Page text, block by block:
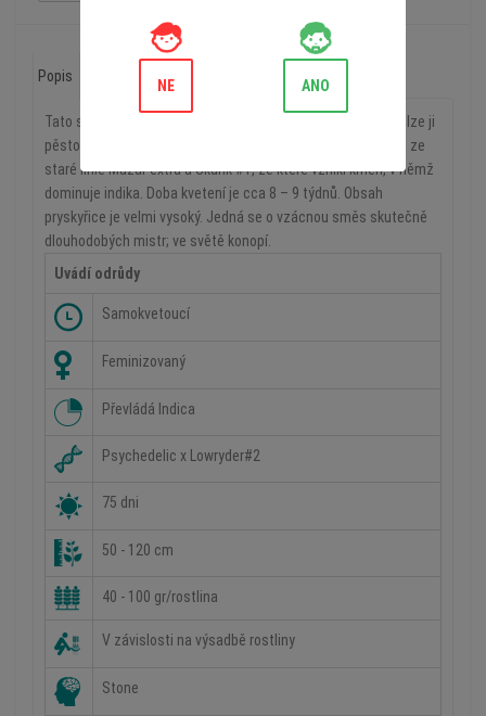
Popis Recenze (0)
Tato stará odrůda Skunku je velmi odolná proti nemocem a lze ji
pěstovat ve většině pěstebních prostředí. Byla vyšlechtěna ze
staré linie Mazar extra a Skunk #1, ze které vznikl kmen, v němž
dominuje indika. Doba kvetení je cca 8 – 9 týdnů. Obsah
pryskyřice je velmi vysoký. Jedná se o vzácnou směs skutečně
dlouhodobých mistr; ve světě konopí.
Uvádí odrůdy
Samokvetoucí
Feminizovaný
Převládá Indica
Psychedelic x Lowryder#2
75 dni
50 - 120 cm
40 - 100 gr/rostlina
V závislosti na výsadbě rostliny
Stone
NE ANO